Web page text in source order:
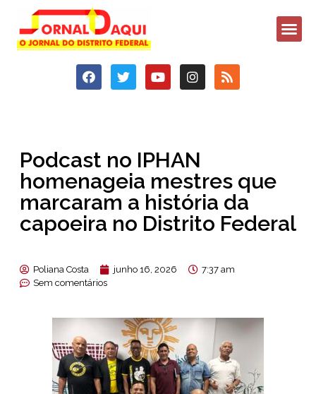
Podcast no IPHAN
homenageia mestres que
marcaram a história da
capoeira no Distrito Federal
Poliana Costa junho 16, 2026
7:37 am
Sem comentários